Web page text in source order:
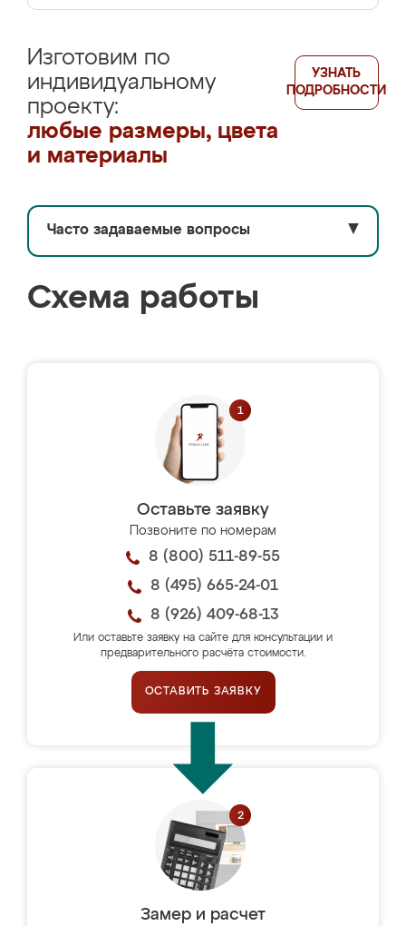
Изготовим по
индивидуальному
проекту:
любые размеры, цвета
и материалы
УЗНАТЬ
ПОДРОБНОСТИ
Часто задаваемые вопросы ▼
Схема работы
Оставьте заявку
Позвоните по номерам
8 (800) 511-89-55
8 (495) 665-24-01
8 (926) 409-68-13
Или оставьте заявку на сайте для консультации и
предварительного расчёта стоимости.
ОСТАВИТЬ ЗАЯВКУ
Замер и расчет